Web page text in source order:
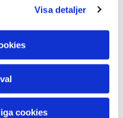
Visa detaljer
cookies
bästa juridiska